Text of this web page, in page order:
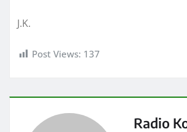
J.K.
Post Views: 137
Radio